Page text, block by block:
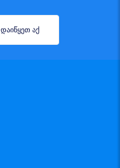
დაიწყეთ აქ